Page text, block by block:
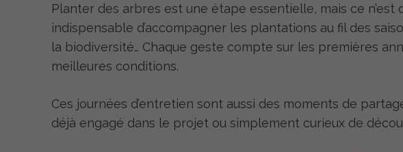
Planter des arbres est une étape essentielle, mais ce
indispensable d’accompagner les plantations au fil des
la biodiversité… Chaque geste compte sur les premières
meilleures conditions.
Ces journées d’entretien sont aussi des moments de
déjà engagé dans le projet ou simplement curieux de